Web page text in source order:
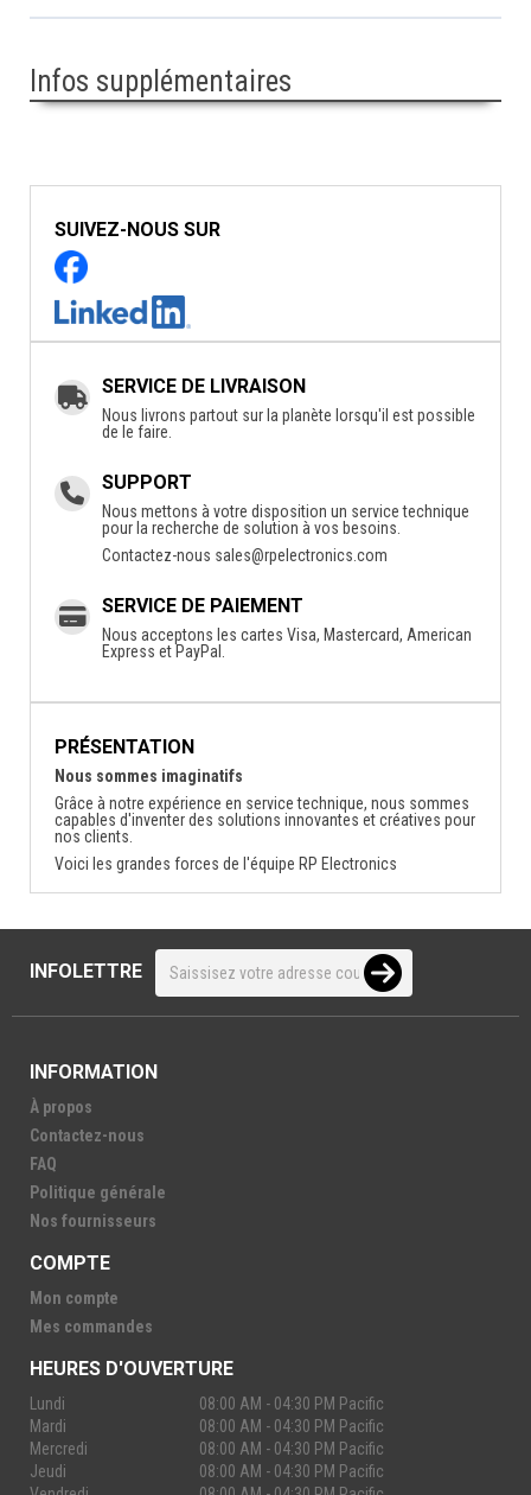
Infos supplémentaires
SUIVEZ-NOUS SUR
SERVICE DE LIVRAISON
Nous livrons partout sur la planète lorsqu'il est possible
de le faire.
SUPPORT
Nous mettons à votre disposition un service technique
pour la recherche de solution à vos besoins.
Contactez-nous sales@rpelectronics.com
SERVICE DE PAIEMENT
Nous acceptons les cartes Visa, Mastercard, American
Express et PayPal.
PRÉSENTATION
Nous sommes imaginatifs
Grâce à notre expérience en service technique, nous sommes
capables d'inventer des solutions innovantes et créatives pour
nos clients.
Voici les grandes forces de l'équipe RP Electronics
INFOLETTRE
INFORMATION
À propos
Contactez-nous
FAQ
Politique générale
Nos fournisseurs
COMPTE
Mon compte
Mes commandes
HEURES D'OUVERTURE
Lundi
08:00 AM - 04:30 PM Pacific
Mardi
08:00 AM - 04:30 PM Pacific
Mercredi
08:00 AM - 04:30 PM Pacific
Jeudi
08:00 AM - 04:30 PM Pacific